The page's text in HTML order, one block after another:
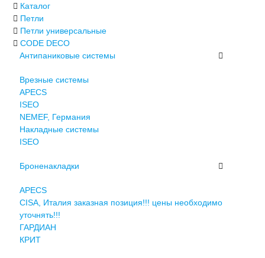
Каталог
Петли
Петли универсальные
CODE DECO
Антипаниковые системы
Врезные системы
APECS
ISEO
NEMEF, Германия
Накладные системы
ISEO
Броненакладки
APECS
CISA, Италия заказная позиция!!! цены необходимо
уточнять!!!
ГАРДИАН
КРИТ